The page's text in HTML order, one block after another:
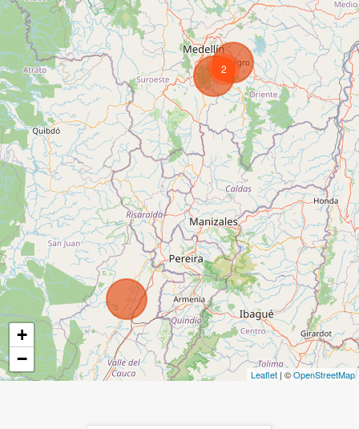
2
+
−
Leaflet | ©OpenStreetMap